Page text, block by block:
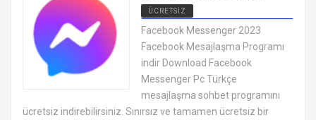
ÜCRETSIZ
MESAJLAŞMA SOHBET
PROGRAMLARI
Facebook Messenger 2023
Facebook Mesajlaşma Programı
indir Download Facebook
Messenger Pc Türkçe
mesajlaşma sohbet programını
ücretsiz indirebilirsiniz. Sınırsız ve tamamen ücretsiz bir